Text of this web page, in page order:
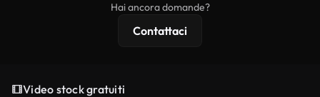
Hai ancora domande?
Contattaci
Video stock gratuiti